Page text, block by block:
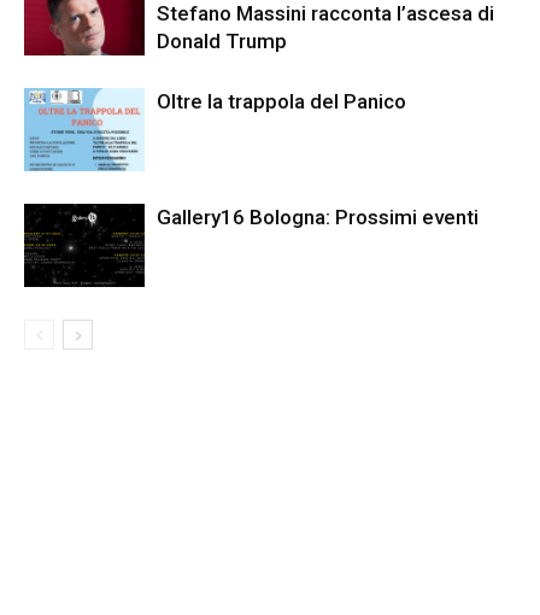
Stefano Massini racconta l’ascesa di
Donald Trump
Oltre la trappola del Panico
Gallery16 Bologna: Prossimi eventi